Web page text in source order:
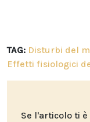
TAG: Disturbi del
Effetti fisiologici
Se l'articolo ti